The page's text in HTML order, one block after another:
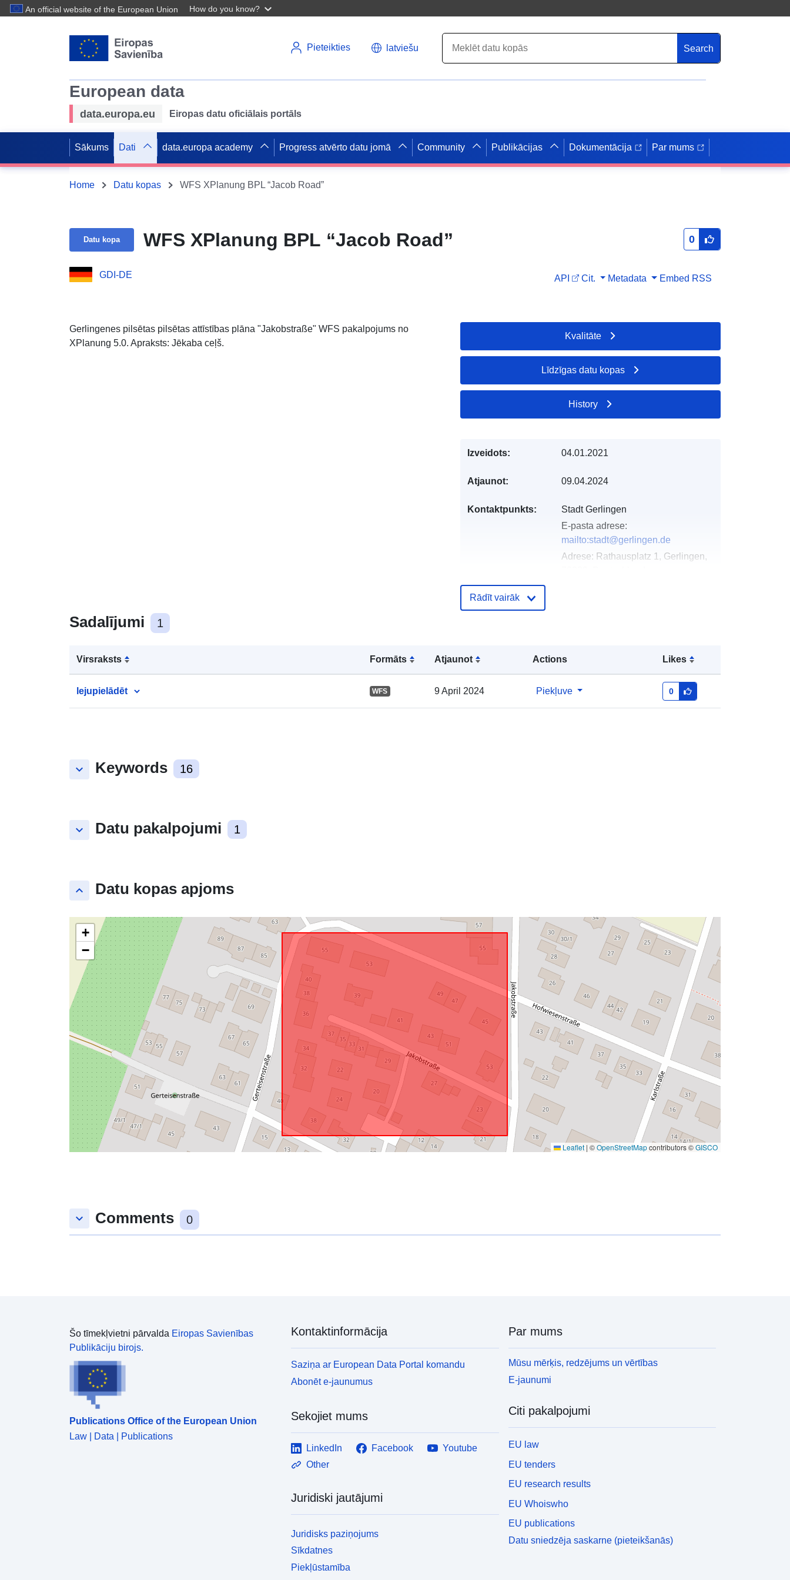
An official website of the European Union How do you know?
Pieteikties latviešu Search
European data
data.europa.eu Eiropas datu oficiālais portāls
Sākums Dati data.europa academy Progress atvērto datu jomā Community Publikācijas Dokumentācija Par mums
Home Datu kopas WFS XPlanung BPL “Jacob Road”
Datu kopa WFS XPlanung BPL “Jacob Road” 0
GDI-DE API Cit. Metadata Embed RSS
Gerlingenes pilsētas pilsētas attīstības plāna "Jakobstraße" WFS pakalpojums no
XPlanung 5.0. Apraksts: Jēkaba ceļš.
Sadalījumi 1
Virsraksts Formāts Atjaunot Actions Likes
lejupielādēt WFS 9 April 2024 Piekļuve 0
keyboard_arrow_down Keywords 16
keyboard_arrow_down Datu pakalpojumi 1
keyboard_arrow_up Datu kopas apjoms
+
−
Leaflet | ©OpenStreetMapcontributors ©GISCO
Kvalitāte
Līdzīgas datu kopas
History
Izveidots: 04.01.2021
Atjaunot: 09.04.2024
Kontaktpunkts:
Stadt Gerlingen
E-pasta adrese:
mailto:stadt@gerlingen.de
Adrese: Rathausplatz 1, Gerlingen,
04 August 2026
Ģeogrāfiskā
atrašanās vieta:
Koordinātes:
48.8046124 ], [ 9.0613077,
Rādīt vairāk
keyboard_arrow_down Comments 0
Šo tīmekļvietni pārvalda Eiropas Savienības
Publikāciju birojs.
Publications Office of the European Union
Law | Data | Publications
Kontaktinformācija
Saziņa ar European Data Portal komandu
Abonēt e-jaunumus
Sekojiet mums
LinkedIn Facebook
Youtube
Other
Juridiski jautājumi
Juridisks paziņojums
Sīkdatnes
Piekļūstamība
Par mums
Mūsu mērķis, redzējums un vērtības
E-jaunumi
Citi pakalpojumi
EU law
EU tenders
EU research results
EU Whoiswho
EU publications
Datu sniedzēja saskarne (pieteikšanās)